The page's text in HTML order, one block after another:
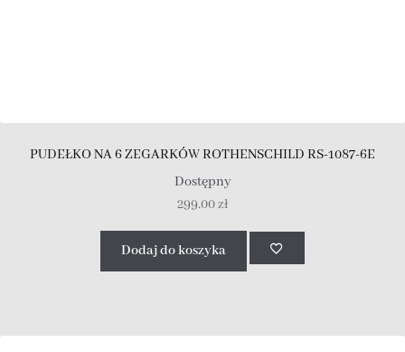
PUDEŁKO NA 6 ZEGARKÓW ROTHENSCHILD RS-1087-6E
Dostępny
299.00zł
Dodaj do koszyka